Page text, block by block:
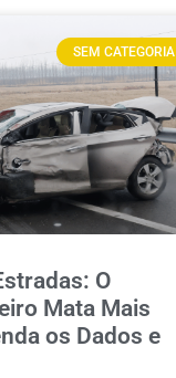
SEM CATEGORIA
O
Mata Mais
os Dados e